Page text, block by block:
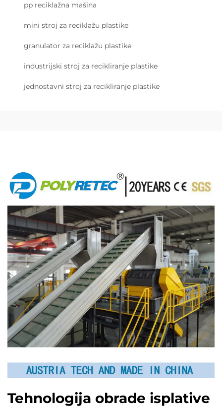
pp reciklažna mašina
mini stroj za reciklažu plastike
granulator za reciklažu plastike
industrijski stroj za recikliranje plastike
jednostavni stroj za recikliranje plastike
Tehnologija obrade isplative